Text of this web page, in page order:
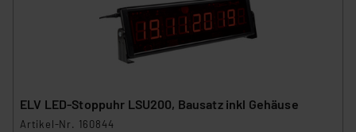
Datenschutzerklärung
ELV LED-Stoppuhr LSU200, Bausatz inkl Gehäuse
Artikel-Nr. 160844